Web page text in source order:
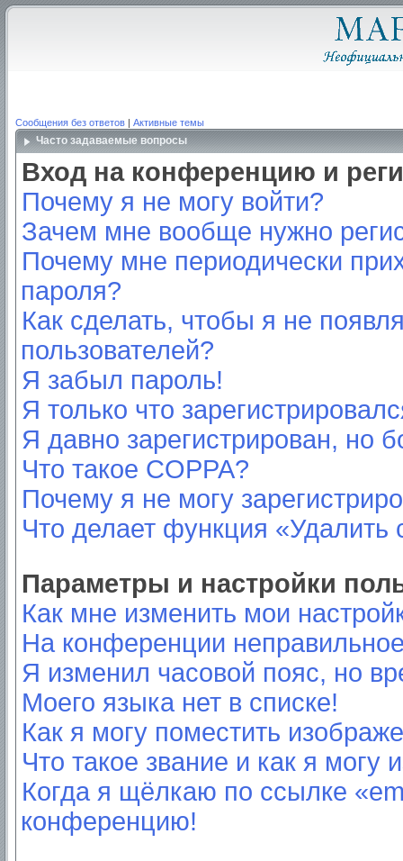
Сообщения без ответов | Активные темы
Часто задаваемые вопросы
Вход на конференцию и
Почему я не могу войти?
Зачем мне вообще нужно
Почему мне периодически
пароля?
Как сделать, чтобы я не
пользователей?
Я забыл пароль!
Я только что
Я давно зарегистрирован, но
Что такое COPPA?
Почему я не могу
Что делает функция
Параметры и настройки
Как мне изменить мои
На конференции
Я изменил часовой пояс, но
Моего языка нет в списке!
Как я могу поместить
Что такое звание и как я могу
Когда я щёлкаю по ссылке
конференцию!